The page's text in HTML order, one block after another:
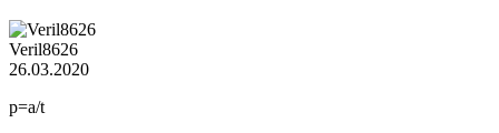
Veril8626
26.03.2020
p=a/t